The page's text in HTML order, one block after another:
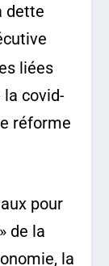
dette
liées
la covid-
réforme
pour
de la
la